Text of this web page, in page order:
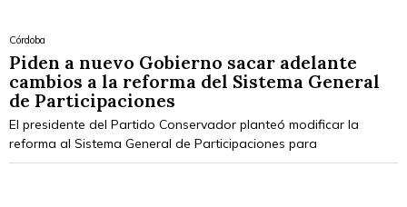
Córdoba
Piden a nuevo Gobierno sacar adelante
cambios a la reforma del Sistema General
de Participaciones
El presidente del Partido Conservador planteó modificar la
reforma al Sistema General de Participaciones para